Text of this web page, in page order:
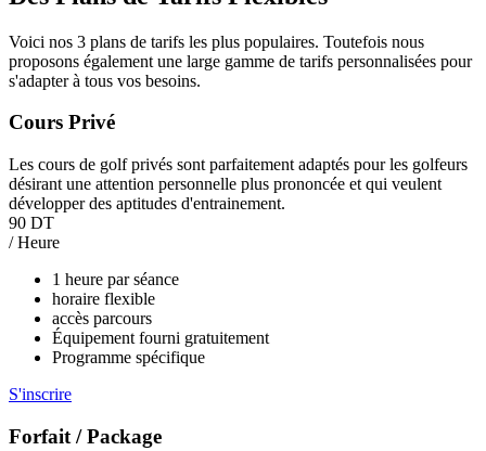
Voici nos 3 plans de tarifs les plus populaires. Toutefois nous
proposons également une large gamme de tarifs personnalisées pour
s'adapter à tous vos besoins.
Cours Privé
Les cours de golf privés sont parfaitement adaptés pour les golfeurs
désirant une attention personnelle plus prononcée et qui veulent
développer des aptitudes d'entrainement.
90 DT
/ Heure
1 heure par séance
horaire flexible
accès parcours
Équipement fourni gratuitement
Programme spécifique
S'inscrire
Forfait / Package